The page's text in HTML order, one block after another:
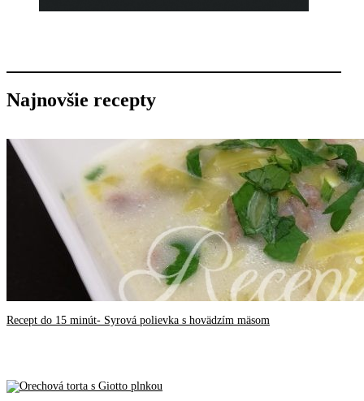
Najnovšie recepty
Recept do 15 minút- Syrová polievka s hovädzím mäsom